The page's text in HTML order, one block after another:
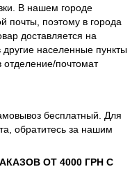
В нашем городе
почты, поэтому в города
доставляется на
населенные пункты
отделение/почтомат
бесплатный. Для
обратитесь за нашим
ОТ 4000 ГРН С